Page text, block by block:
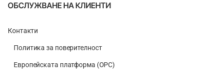
ОБСЛУЖВАНЕ НА КЛИЕНТИ
Контакти
Политика за поверителност
Европейската платформа (ОРС)